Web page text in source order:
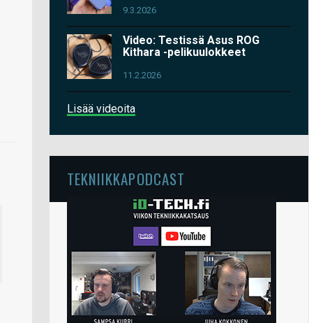
9.3.2026
Video: Testissä Asus ROG
Kithara -pelikuulokkeet
11.2.2026
Lisää videoita
TEKNIIKKAPODCAST